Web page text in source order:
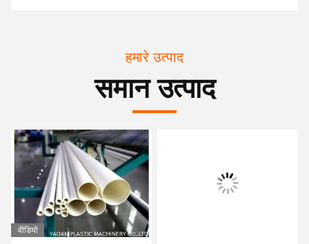
हमारे उत्पाद
समान उत्पाद
वीडियो